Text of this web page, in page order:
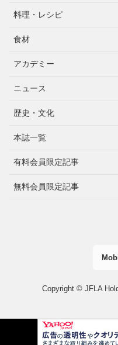
料理・レシピ
食材
アカデミー
ニュース
歴史・文化
本誌一覧
有料会員限定記事
無料会員限定記事
Copyright © JFLA